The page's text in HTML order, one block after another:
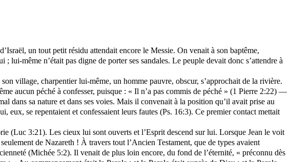
un tout petit résidu attendait encore le Messie. On venait à son baptême,
lui-même n’était pas digne de porter ses sandales. Le peuple devait donc s’attendre à
village, charpentier lui-même, un homme pauvre, obscur, s’approchait de la rivière.
aucun péché à confesser, puisque : « Il n’a pas commis de péché » (1 Pierre 2:22) —
dans sa nature et dans ses voies. Mais il convenait à la position qu’il avait prise au
eux, se repentaient et confessaient leurs fautes (Ps. 16:3). Ce premier contact mettait
(Luc 3:21). Les cieux lui sont ouverts et l’Esprit descend sur lui. Lorsque Jean le voit
de Nazareth ! À travers tout l’Ancien Testament, que de types avaient
(Michée 5:2). Il venait de plus loin encore, du fond de l’éternité, « préconnu dès